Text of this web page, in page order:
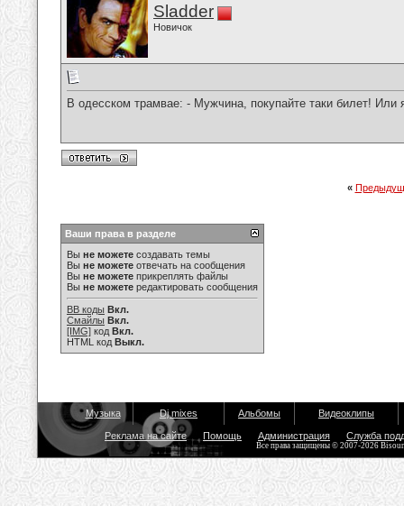
Sladder
Новичок
В одесском трамвае: - Мужчина, покупайте таки билет!
«
Ваши права в разделе
Вы не можете создавать темы
Вы не можете отвечать на сообщения
Вы не можете прикреплять файлы
Вы не можете редактировать сообщения
BB коды Вкл.
Смайлы Вкл.
[IMG] код Вкл.
HTML код Выкл.
Музыка Dj mixes Альбомы Видеоклипы
Реклама на сайте Помощь Администрация Служба
Все права защищены © 2007-2026